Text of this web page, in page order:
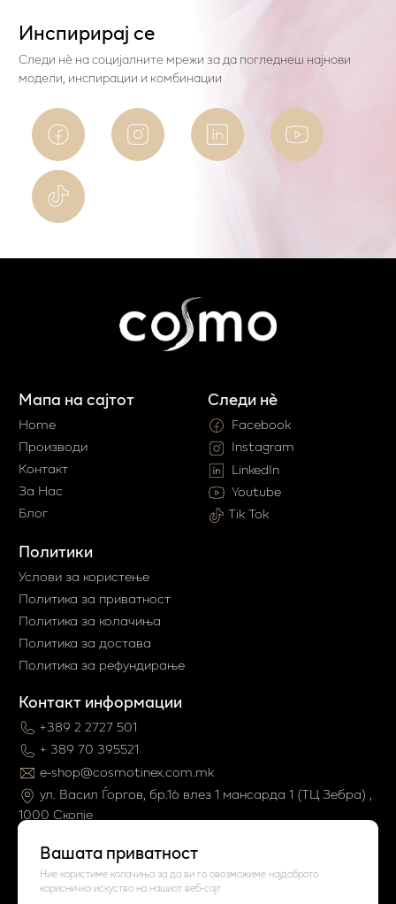
Вашата приватност
Ние користиме колачиња за да ви го овозможиме најдоброто
корисничко искуство на нашиот веб-сајт
Инспирирај се
Следи нѐ на социјалните мрежи за да погледнеш најнови
модели, инспирации и комбинации
Мапа на сајтот
Home
Производи
Контакт
За Нас
Блог
Политики
Услови за користење
Политика за приватност
Политика за колачиња
Политика за достава
Политика за рефундирање
Контакт информации
+389 2 2727 501
+ 389 70 395521
e-shop@cosmotinex.com.mk
ул. Васил Ѓоргов, бр.16 влез 1 мaнсарда 1 (ТЦ Зебра) ,
1000 Скопје
Следи нè
Facebook
Instagram
LinkedIn
Youtube
Tik Tok